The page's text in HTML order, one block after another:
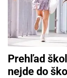
Prehľad
nejde do